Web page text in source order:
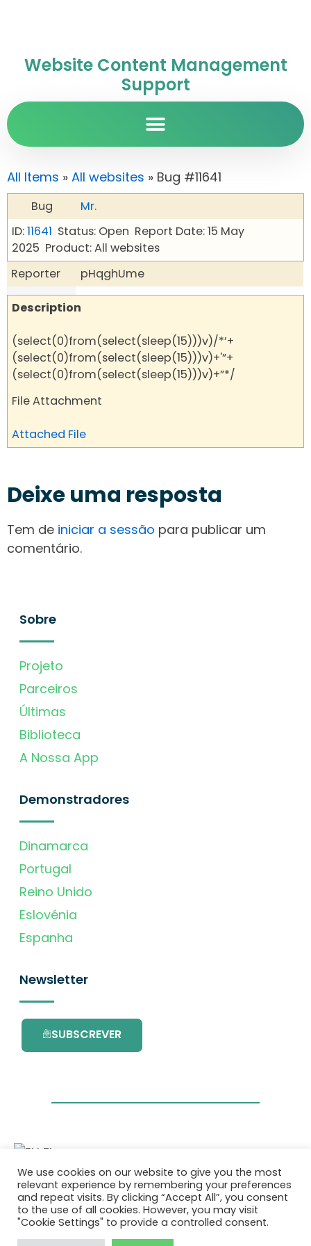
Website Content Management
Support
All Items » All websites » Bug #11641
Bug
Mr.
ID:11641 Status: Open Report Date: 15 May
2025 Product: All websites
Reporter
pHqghUme
Description
(select(0)from(select(sleep(15)))v)/*’+
(select(0)from(select(sleep(15)))v)+'”+
(select(0)from(select(sleep(15)))v)+”*/
File Attachment
Attached File
Deixe uma resposta
Tem de iniciar a sessão para publicar um
comentário.
Sobre
Projeto
Parceiros
Últimas
Biblioteca
A Nossa App
Demonstradores
Dinamarca
Portugal
Reino Unido
Eslovénia
Espanha
Newsletter
SUBSCREVER
Este projecto é financiado pelo Programa de
Investigação e Inovação da União Europeia
Horizonte 2020 com o contrato Nº. 101036418.
We use cookies on our website to give you the most
relevant experience by remembering your preferences
and repeat visits. By clicking “Accept All”, you consent
to the use of all cookies. However, you may visit
"Cookie Settings" to provide a controlled consent.